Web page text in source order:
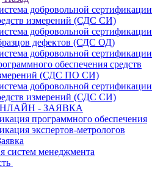
добровольной сертификации
измерений (СДС СИ)
добровольной сертификации
дефектов (СДС ОД)
добровольной сертификации
обеспечения средств
(СДС ПО СИ)
добровольной сертификации
измерений (СДС СИ)
- ЗАЯВКА
программного обеспечения
экспертов-метрологов
систем менеджмента